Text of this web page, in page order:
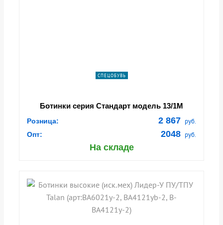
СПЕЦОБУВЬ
Ботинки серия Стандарт модель 13/1М
Розница: 2 867 руб.
Опт: 2048 руб.
На складе